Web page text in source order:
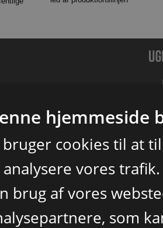
hjemmeside
bruger cookies til at
analysere vores
brug af vores
som